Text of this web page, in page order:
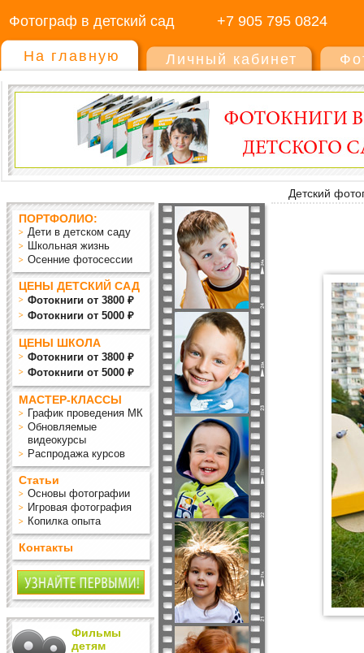
Фотограф в детский сад +7 905 795 0824
На главную Личный кабинет
Детский
ПОРТФОЛИО:
Дети в детском саду
Школьная жизнь
Осенние фотосессии
ЦЕНЫ ДЕТСКИЙ САД
Фотокниги от 3800 ₽
Фотокниги от 5000 ₽
ЦЕНЫ ШКОЛА
Фотокниги от 3800 ₽
Фотокниги от 5000 ₽
МАСТЕР-КЛАССЫ
График проведения МК
Обновляемые
видеокурсы
Распродажа курсов
Статьи
Основы фотографии
Игровая фотография
Копилка опыта
Контакты
Фильмы
детям